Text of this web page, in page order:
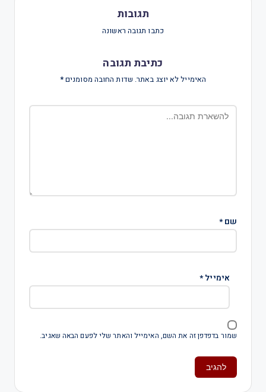
תגובות
כתבו תגובה ראשונה
כתיבת תגובה
האימייל לא יוצג באתר. שדות החובה מסומנים*
שם*
אימייל*
שמור בדפדפן זה את השם, האימייל והאתר שלי לפעם הבאה שאגיב.